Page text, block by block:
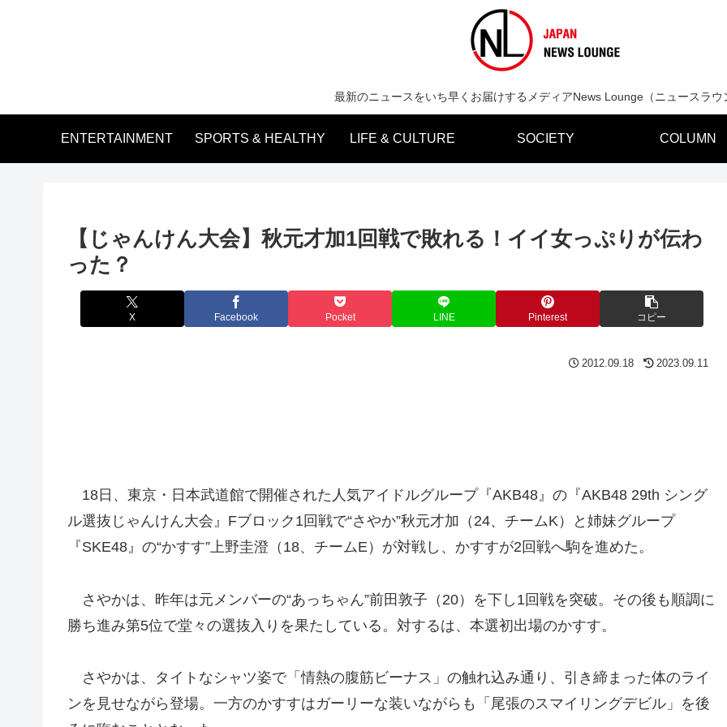
最新のニュースをいち早くお届けするメディアNews Lounge（ニュースラウ
ENTERTAINMENT SPORTS & HEALTHY LIFE & CULTURE SOCIETY COLUMN
【じゃんけん大会】秋元才加1回戦で敗れる！イイ女っぷりが伝わ
った？
X Facebook Pocket LINE Pinterest コピー
2012.09.18 2023.09.11
18日、東京・日本武道館で開催された人気アイドルグループ『AKB48』の『AKB48 29th シング
ル選抜じゃんけん大会』Fブロック1回戦で“さやか”秋元才加（24、チームK）と姉妹グループ
『SKE48』の“かすす”上野圭澄（18、チームE）が対戦し、かすすが2回戦へ駒を進めた。
さやかは、昨年は元メンバーの“あっちゃん”前田敦子（20）を下し1回戦を突破。その後も順調に
勝ち進み第5位で堂々の選抜入りを果たしている。対するは、本選初出場のかすす。
さやかは、タイトなシャツ姿で「情熱の腹筋ビーナス」の触れ込み通り、引き締まった体のライ
ンを見せながら登場。一方のかすすはガーリーな装いながらも「尾張のスマイリングデビル」を後